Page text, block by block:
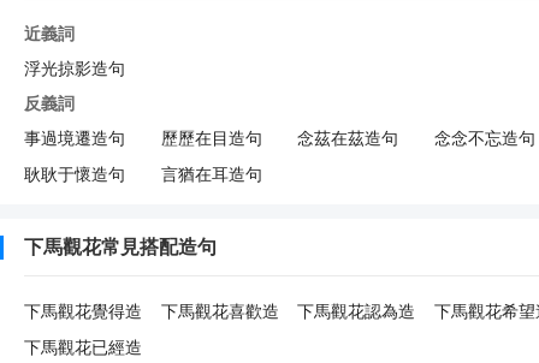
近義詞
浮光掠影造句
反義詞
事過境遷造句
歷歷在目造句 念茲在茲造句
念念不忘造句
耿耿于懷造句
言猶在耳造句
下馬觀花常見搭配造句
下馬觀花覺得造
句
下馬觀花喜歡造
下馬觀花認為造
下馬觀花希望
下馬觀花已經造